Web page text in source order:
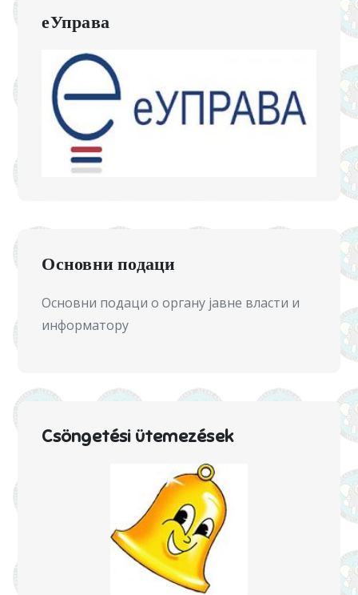
еУправа
Основни подаци
Основни подаци о органу јавне власти и
информатору
Csöngetési ütemezések